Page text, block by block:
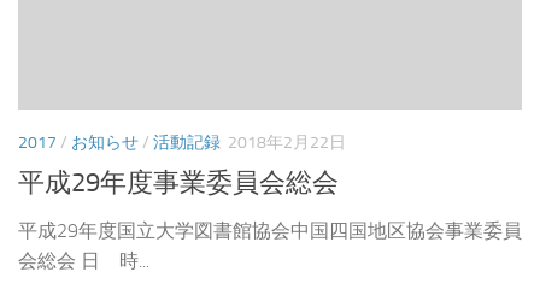
2017 / お知らせ/ 活動記録 2018年2月22日
平成29年度事業委員会総会
平成29年度国立大学図書館協会中国四国地区協会事業委員
会総会 日 時...